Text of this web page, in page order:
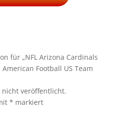
für „NFL Arizona Cardinals
Football US Team
nicht veröffentlicht.
* markiert